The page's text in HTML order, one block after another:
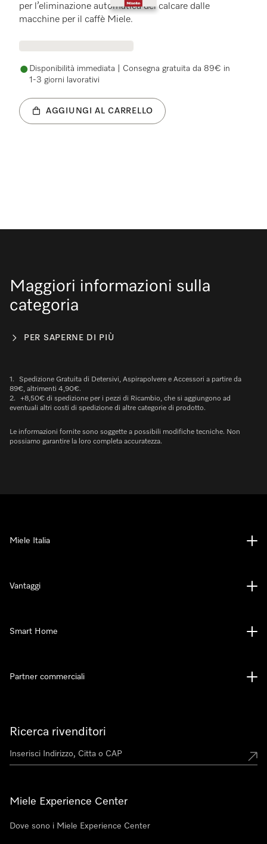
per l’eliminazione automatica del calcare dalle
macchine per il caffè Miele.
Disponibilità immediata | Consegna gratuita da 89€ in
1-3 giorni lavorativi
AGGIUNGI AL CARRELLO
Maggiori informazioni sulla
categoria
PER SAPERNE DI PIÙ
1.
Spedizione Gratuita di Detersivi, Aspirapolvere e Accessori a partire da
89€, altrimenti 4,90€.
2.
+8,50€ di spedizione per i pezzi di Ricambio, che si aggiungono ad
eventuali altri costi di spedizione di altre categorie di prodotto.
Le informazioni fornite sono soggette a possibili modifiche tecniche. Non
possiamo garantire la loro completa accuratezza.
Ricerca rivenditori
Miele Experience Center
Dove sono i Miele Experience Center
Miele Italia
Vantaggi
Smart Home
Partner commerciali